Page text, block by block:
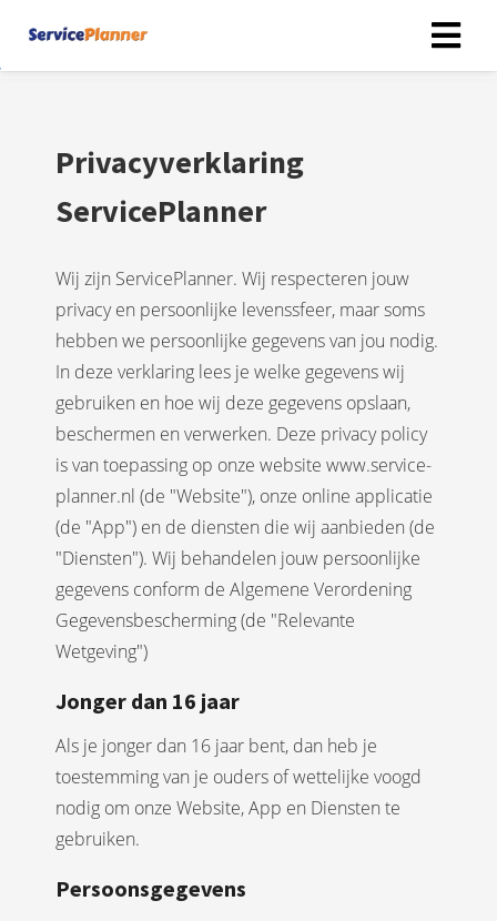
Privacyverklaring
ServicePlanner
Wij zijn ServicePlanner. Wij respecteren jouw
privacy en persoonlijke levenssfeer, maar soms
hebben we persoonlijke gegevens van jou nodig.
In deze verklaring lees je welke gegevens wij
gebruiken en hoe wij deze gegevens opslaan,
beschermen en verwerken. Deze privacy policy
is van toepassing op onze website www.service-
planner.nl (de "Website"), onze online applicatie
(de "App") en de diensten die wij aanbieden (de
"Diensten"). Wij behandelen jouw persoonlijke
gegevens conform de Algemene Verordening
Gegevensbescherming (de "Relevante
Wetgeving")
Jonger dan 16 jaar
Als je jonger dan 16 jaar bent, dan heb je
toestemming van je ouders of wettelijke voogd
nodig om onze Website, App en Diensten te
gebruiken.
Persoonsgegevens